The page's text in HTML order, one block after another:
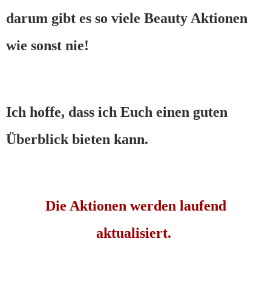
darum gibt es so viele Beauty Aktionen
wie sonst nie!
Ich hoffe, dass ich Euch einen guten
Überblick bieten kann.
Die Aktionen werden laufend
aktualisiert.